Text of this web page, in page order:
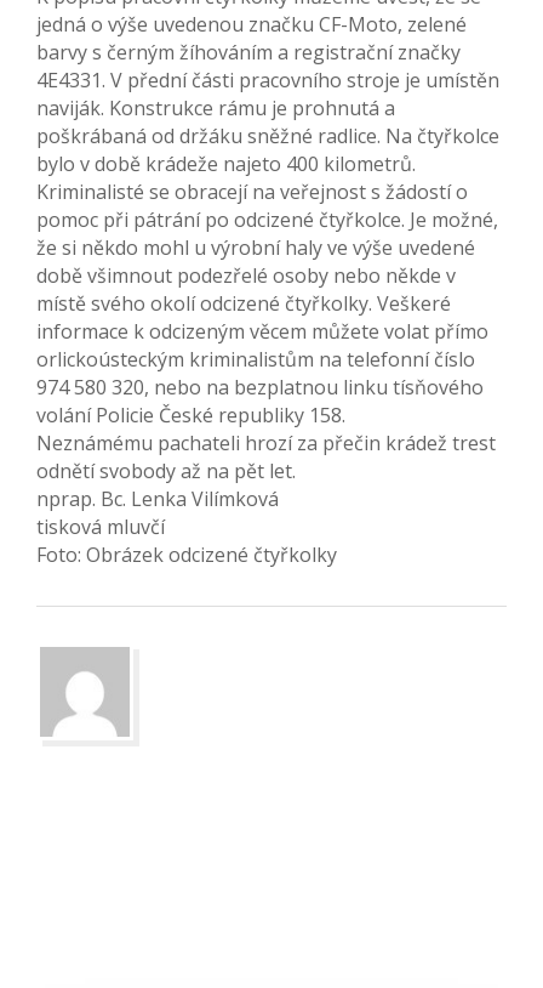
jedná o výše uvedenou značku CF-Moto, zelené
barvy s černým žíhováním a registrační značky
4E4331. V přední části pracovního stroje je umístěn
naviják. Konstrukce rámu je prohnutá a
poškrábaná od držáku sněžné radlice. Na čtyřkolce
bylo v době krádeže najeto 400 kilometrů.
Kriminalisté se obracejí na veřejnost s žádostí o
pomoc při pátrání po odcizené čtyřkolce. Je možné,
že si někdo mohl u výrobní haly ve výše uvedené
době všimnout podezřelé osoby nebo někde v
místě svého okolí odcizené čtyřkolky. Veškeré
informace k odcizeným věcem můžete volat přímo
orlickoústeckým kriminalistům na telefonní číslo
974 580 320, nebo na bezplatnou linku tísňového
volání Policie České republiky 158.
Neznámému pachateli hrozí za přečin krádež trest
odnětí svobody až na pět let.
nprap. Bc. Lenka Vilímková
tisková mluvčí
Foto: Obrázek odcizené čtyřkolky